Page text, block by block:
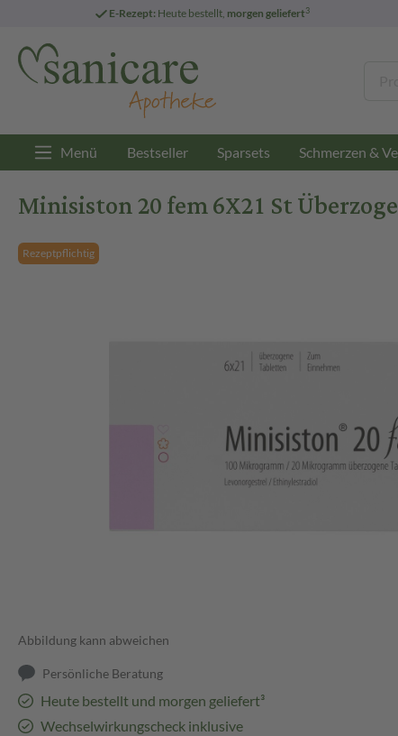
E-Rezept: Heute bestellt, morgen geliefert3
Menü Bestseller Sparsets Schmerzen &
Minisiston 20 fem 6X21 St
Rezeptpflichtig
Abbildung kann abweichen
Persönliche Beratung
Heute bestellt und morgen geliefert³
Wechselwirkungscheck inklusive